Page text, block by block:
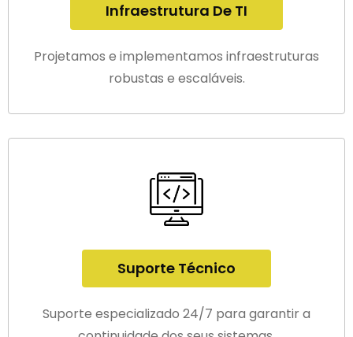
Infraestrutura De TI
Projetamos e implementamos infraestruturas
robustas e escaláveis.
Suporte Técnico
Suporte especializado 24/7 para garantir a